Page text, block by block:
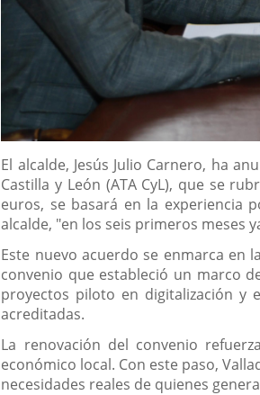
Descripción
El alcalde, Jesús Julio Carnero, ha
Castilla y León (ATA CyL), que se
euros, se basará en la experiencia
alcalde, "en los seis primeros meses
Este nuevo acuerdo se enmarca en
convenio que estableció un marco
proyectos piloto en digitalización y
acreditadas.
La renovación del convenio
económico local. Con este paso,
necesidades reales de quienes